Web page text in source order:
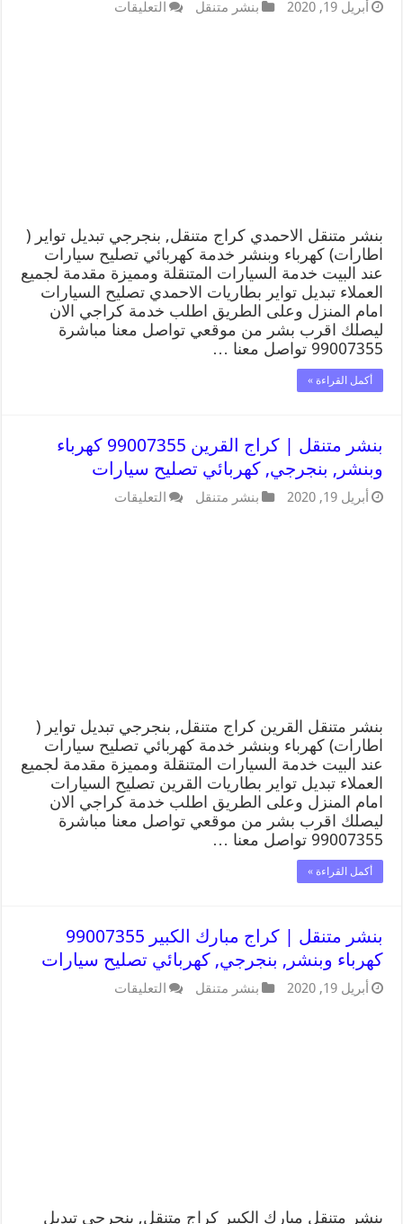
أبريل 19, 2020 بنشر متنقل التعليقات
بنشر متنقل الاحمدي كراج متنقل, بنجرجي تبديل تواير (
اطارات) كهرباء وبنشر خدمة كهربائي تصليح سيارات
عند البيت خدمة السيارات المتنقلة ومميزة مقدمة لجميع
العملاء تبديل تواير بطاريات الاحمدي تصليح السيارات
امام المنزل وعلى الطريق اطلب خدمة كراجي الان
ليصلك اقرب بشر من موقعي تواصل معنا مباشرة
99007355 تواصل معنا …
أكمل القراءة »
بنشر متنقل | كراج القرين 99007355 كهرباء
وبنشر, بنجرجي, كهربائي تصليح سيارات
أبريل 19, 2020 بنشر متنقل التعليقات
بنشر متنقل القرين كراج متنقل, بنجرجي تبديل تواير (
اطارات) كهرباء وبنشر خدمة كهربائي تصليح سيارات
عند البيت خدمة السيارات المتنقلة ومميزة مقدمة لجميع
العملاء تبديل تواير بطاريات القرين تصليح السيارات
امام المنزل وعلى الطريق اطلب خدمة كراجي الان
ليصلك اقرب بشر من موقعي تواصل معنا مباشرة
99007355 تواصل معنا …
أكمل القراءة »
بنشر متنقل | كراج مبارك الكبير 99007355
كهرباء وبنشر, بنجرجي, كهربائي تصليح سيارات
أبريل 19, 2020 بنشر متنقل التعليقات
بنشر متنقل مبارك الكبير كراج متنقل, بنجرجي تبديل